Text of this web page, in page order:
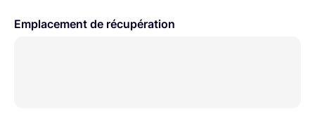
Emplacement de récupération